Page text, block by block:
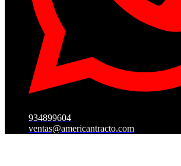
934899604
ventas@americantracto.com